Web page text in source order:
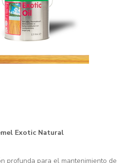
Exotic Natural
profunda para el mantenimiento de